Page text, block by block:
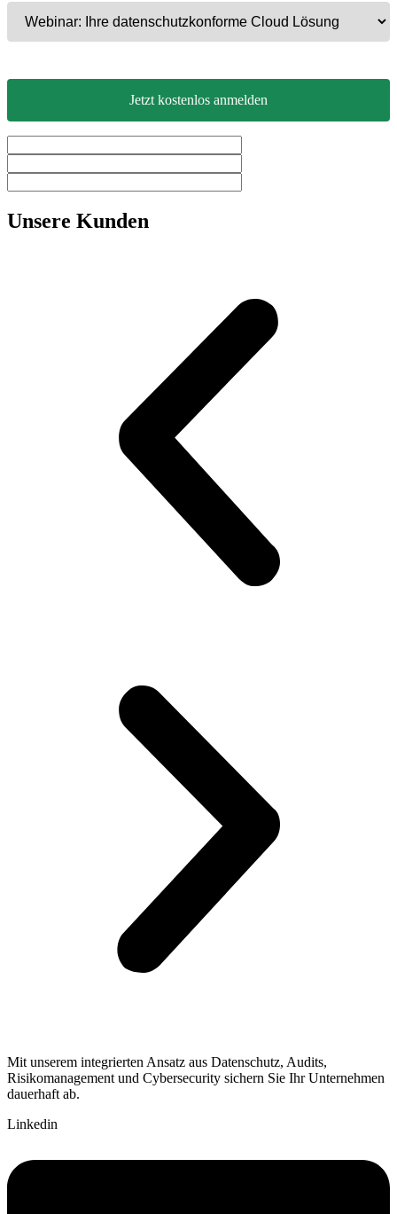
Unsere Kunden
Mit unserem integrierten Ansatz aus Datenschutz, Audits,
Risikomanagement und Cybersecurity sichern Sie Ihr Unternehmen
dauerhaft ab.
Linkedin